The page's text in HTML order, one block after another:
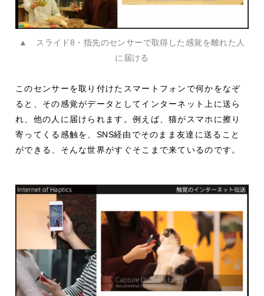
▲ スライド8・指先のセンサーで取得した感覚を離れた人
に届ける
このセンサーを取り付けたスマートフォンで何かをなぞ
ると、その感覚がデータとしてインターネット上に送ら
れ、他の人に届けられます。例えば、猫がスマホに擦り
寄ってくる感触を、 SNS経由でそのまま友達に送ること
ができる、そんな世界がすぐそこまで来ているのです。